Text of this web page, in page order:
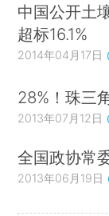
中国公开土
超标16.1%
2014年04月17日
28%！珠三
2013年07月12日
全国政协常
2013年06月19日